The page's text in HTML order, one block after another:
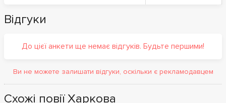
Відгуки
До цієї анкети ще немає відгуків. Будьте першими!
Ви не можете залишати відгуки, оскільки є рекламодавцем
Схожі повії Харкова